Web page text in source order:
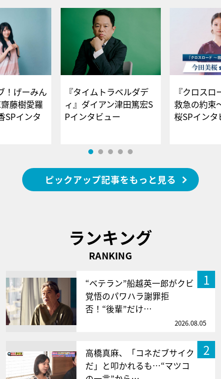
！げーみん
藤樹愛羅
SPインタ
『タイムトラベルダデ
ィ』ダイアン津田篤宏S
Pインタビュー
『クロス
救急の約束
桜SPイ
ピックアップ記事をもっと見る
ランキング
RANKING
1
“ベテラン”船越英一郎がクビ
覚悟のパワハラ謝罪拒
否！“後輩”だけ…
2026.08.05
2
高橋真麻、「コネだブサイク
だ」と叩かれるも…“マツコ